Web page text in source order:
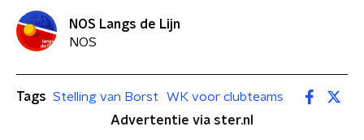
NOS Langs de Lijn
NOS
Tags Stelling van Borst
WK voor clubteams
Advertentie via ster.nl